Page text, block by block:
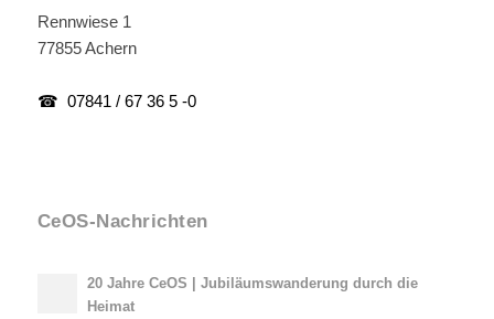
Rennwiese 1
77855 Achern
☎ 07841 / 67 36 5 -0
CeOS-Nachrichten
20 Jahre CeOS | Jubiläumswanderung durch die
Heimat